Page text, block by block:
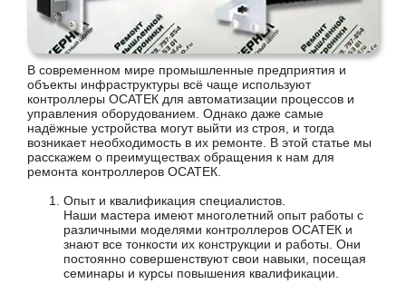
В современном мире промышленные предприятия и
объекты инфраструктуры всё чаще используют
контроллеры ОСАТЕК для автоматизации процессов и
управления оборудованием. Однако даже самые
надёжные устройства могут выйти из строя, и тогда
возникает необходимость в их ремонте. В этой статье мы
расскажем о преимуществах обращения к нам для
ремонта контроллеров ОСАТЕК.
Опыт и квалификация специалистов.
Наши мастера имеют многолетний опыт работы с
различными моделями контроллеров ОСАТЕК и
знают все тонкости их конструкции и работы. Они
постоянно совершенствуют свои навыки, посещая
семинары и курсы повышения квалификации.